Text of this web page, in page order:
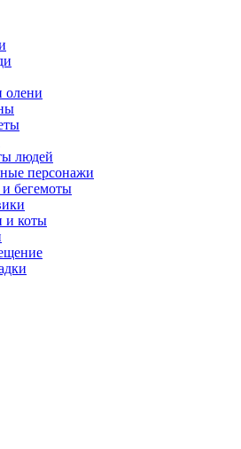
олени
людей
персонажи
бегемоты
и коты